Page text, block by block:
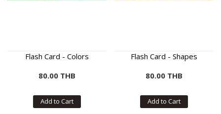
Flash Card - Colors
80.00 THB
Add to Cart
Flash Card - Shapes
80.00 THB
Add to Cart